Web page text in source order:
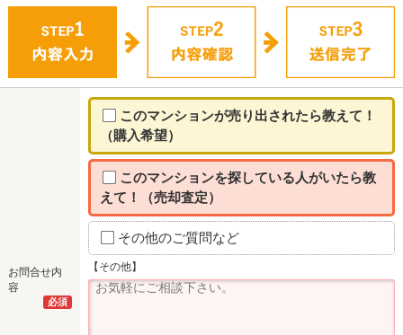
お問合せ内
容
必須
このマンションが売り出されたら教えて！
（購入希望）
このマンションを探している人がいたら教
えて！（売却査定）
その他のご質問など
【その他】